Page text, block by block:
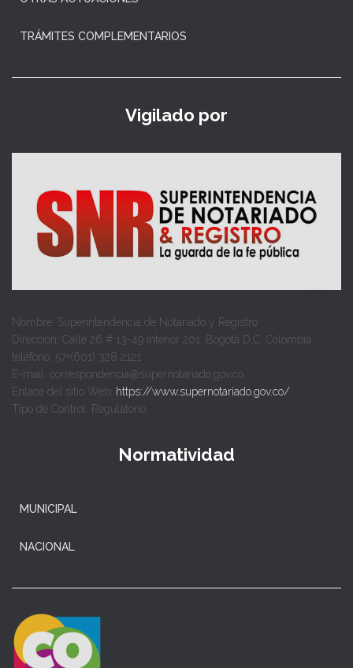
TRÁMITES COMPLEMENTARIOS
Vigilado por
Nombre: Superintendencia de Notariado y Registro
Dirección: Calle 26 # 13-49 Interior 201, Bogotá D.C. Colombia.
teléfono: 57+(601) 328 2121
E-mail: correspondencia@supernotariado.gov.co
Enlace del sitio Web: https://www.supernotariado.gov.co/
Tipo de Control: Regulatorio
Normatividad
MUNICIPAL
NACIONAL